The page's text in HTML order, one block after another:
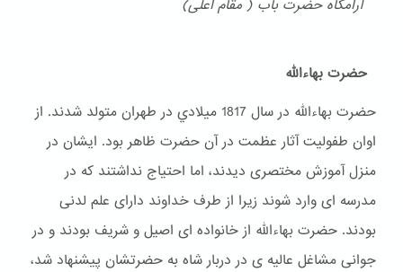
آرامگاه حضرت باب ( مقام اعلی)
حضرت بهاءالله
حضرت بهاءالله در سال 1817 ميلادي در طهران متولد شدند. از
اوان طفولیت آثار عظمت در آن حضرت ظاهر بود. ایشان در
منزل آموزش مختصری دیدند، اما احتیاج نداشتند که در
مدرسه ای وارد شوند زیرا از طرف خداوند دارای علم لدنی
بودند. حضرت بهاءالله از خانواده ای اصیل و شریف بودند و در
جوانی مشاغل عالیه ی در دربار شاه به حضرتشان پیشنهاد شد،